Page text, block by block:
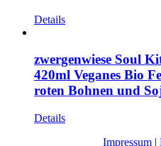
Details
zwergenwiese Soul
420ml Veganes Bio
roten Bohnen und
Details
Impressum |